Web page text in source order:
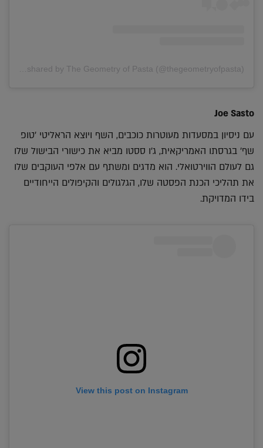
Joe Sasto
עם ניסיון במסעדות מעוטרות כוכבים, השף ויוצא הראליטי 'טופ
שף' בגרסתו האמריקאית, ג'ו ססטו מביא את כישורי הבישול שלו
גם לעולם הווירטואלי. הוא מדגים ומשתף עם אלפי העוקבים שלו
את תהליכי הכנת הפסטה שלו, הגלגולים והקיפולים הייחודיים
בידו המדויקת.
View this post on Instagram